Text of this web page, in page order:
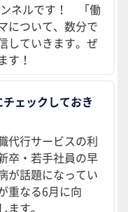
ンネルです！ 「働
について、数分で
していきます。ぜ
す！
ェックしておき
代行サービスの利
卒・若手社員の早
が話題になってい
重なる6月に向
す。